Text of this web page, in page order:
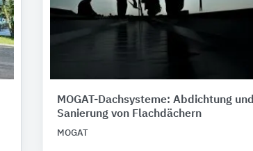
MOGAT-Dachsysteme: Abdichtung und
Sanierung von Flachdächern
MOGAT